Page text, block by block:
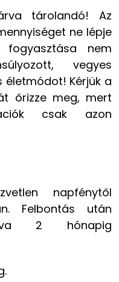
tárolandó! Az
ne lépje
fogyasztása nem
vegyes
életmódot! Kérjük a
őrizze meg, mert
csak azon
napfénytől
Felbontás után
2 hónapig